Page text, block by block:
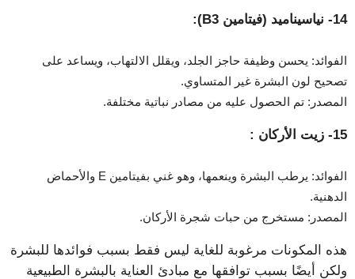
14- نياسيناميد (فيتامين B3):
الفوائد: يحسن وظيفة حاجز الجلد، ويقلل الالتهاب، ويساعد على
تصحيح لون البشرة غير المتساوي.
المصدر: تم الحصول عليه من مصادر نباتية مختلفة.
15- زيت الأركان :
الفوائد: يرطب البشرة وينعمها، وهو غني بفيتامين E والأحماض
الدهنية.
المصدر: مستخرج من حبات شجرة الأركان.
هذه المكونات مرغوبة للغاية ليس فقط بسبب فوائدها للبشرة
ولكن أيضًا بسبب توافقها مع مبادئ العناية بالبشرة الطبيعية